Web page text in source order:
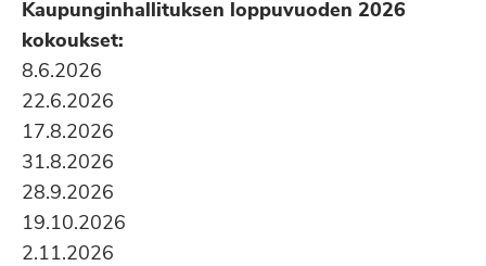
Kaupunginhallituksen loppuvuoden 2026
kokoukset:
8.6.2026
22.6.2026
17.8.2026
31.8.2026
28.9.2026
19.10.2026
2.11.2026